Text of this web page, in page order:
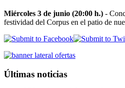
Miércoles 3 de junio (20:00 h.) -
festividad del Corpus en el patio de
Últimas noticias